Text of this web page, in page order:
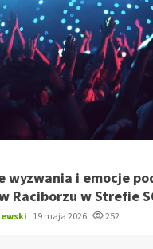
wyzwania i emocje
Raciborzu w Strefie
19 maja 2026 252